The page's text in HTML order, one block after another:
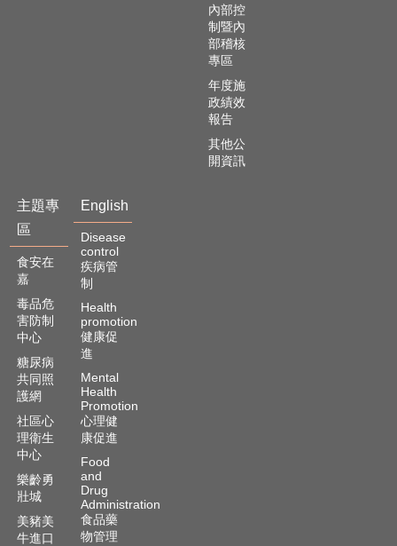
內部控
制暨內
部稽核
專區
年度施
政績效
報告
其他公
開資訊
主題專
區
食安在
嘉
毒品危
害防制
中心
糖尿病
共同照
護網
社區心
理衛生
中心
樂齡勇
壯城
美豬美
牛進口
English
Disease
control
疾病管
制
Health
promotion
健康促
進
Mental
Health
Promotion
心理健
康促進
Food
and
Drug
Administration
食品藥
物管理